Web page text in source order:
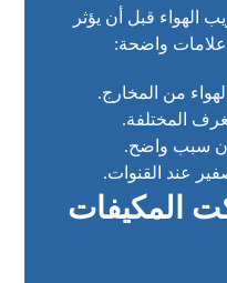
قبل أن يؤثر
علامات واضحة:
من المخارج.
المختلفة.
دون سبب واضح.
عند القنوات.
المكيفات